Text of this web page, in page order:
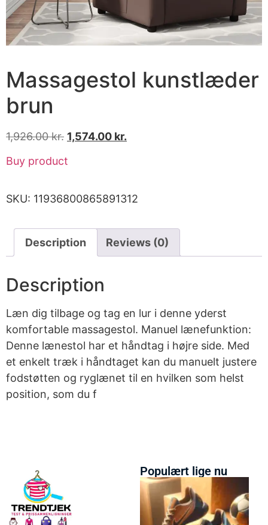
Massagestol kunstlæder
brun
1,926.00kr. 1,574.00 kr.
Buy product
SKU: 11936800865891312
Description Reviews (0)
Description
Læn dig tilbage og tag en lur i denne yderst
komfortable massagestol. Manuel lænefunktion:
Denne lænestol har et håndtag i højre side. Med
et enkelt træk i håndtaget kan du manuelt justere
fodstøtten og ryglænet til en hvilken som helst
position, som du f
Populært lige nu